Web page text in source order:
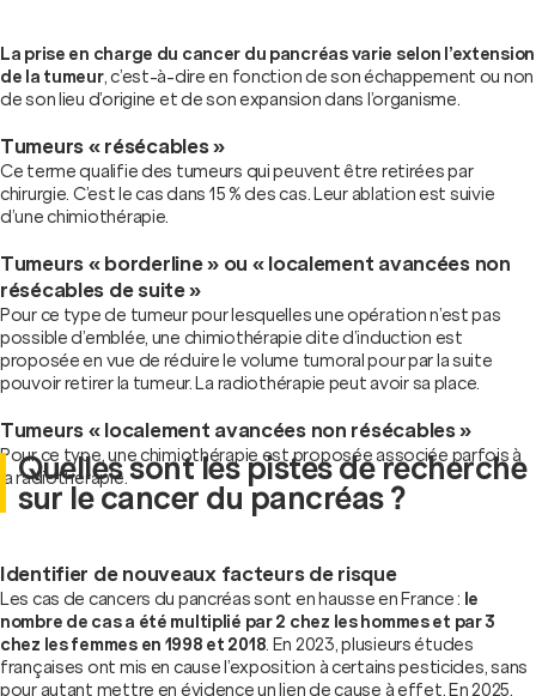
La prise en charge du cancer du pancréas varie selon l’extension
de la tumeur, c’est-à-dire en fonction de son échappement ou non
de son lieu d’origine et de son expansion dans l’organisme.
Tumeurs « résécables »
Ce terme qualifie des tumeurs qui peuvent être retirées par
chirurgie. C’est le cas dans 15 % des cas. Leur ablation est suivie
d’une chimiothérapie.
Tumeurs « borderline » ou « localement avancées non
résécables de suite »
Pour ce type de tumeur pour lesquelles une opération n’est pas
possible d’emblée, une chimiothérapie dite d’induction est
proposée en vue de réduire le volume tumoral pour par la suite
pouvoir retirer la tumeur. La radiothérapie peut avoir sa place.
Tumeurs « localement avancées non résécables »
Pour ce type, une chimiothérapie est proposée associée parfois à
la radiothérapie.
Quelles sont les pistes de recherche
sur le cancer du pancréas ?
Identifier de nouveaux facteurs de risque
Les cas de cancers du pancréas sont en hausse en France : le
nombre de cas a été multiplié par 2 chez les hommes et par 3
chez les femmes en 1998 et 2018. En 2023, plusieurs études
françaises ont mis en cause l’exposition à certains pesticides, sans
pour autant mettre en évidence un lien de cause à effet. En 2025,